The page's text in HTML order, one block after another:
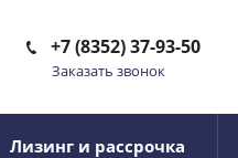
+7 (8352) 37-93-50
Заказать звонок
Лизинг и рассрочка